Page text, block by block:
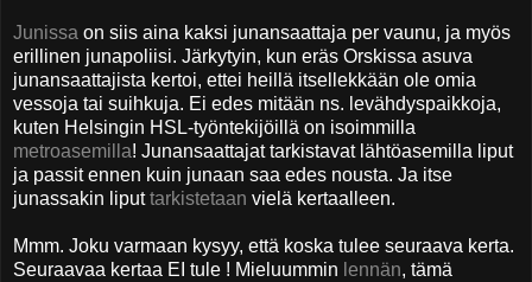
Junissa on siis aina kaksi junansaattaja per vaunu, ja myös
erillinen junapoliisi. Järkytyin, kun eräs Orskissa asuva
junansaattajista kertoi, ettei heillä itsellekkään ole omia
vessoja tai suihkuja. Ei edes mitään ns. levähdyspaikkoja,
kuten Helsingin HSL-työntekijöillä on isoimmilla
metroasemilla! Junansaattajat tarkistavat lähtöasemilla liput
ja passit ennen kuin junaan saa edes nousta. Ja itse
junassakin liputtarkistetaan vielä kertaalleen.
Mmm. Joku varmaan kysyy, että koska tulee seuraava kerta.
Seuraavaa kertaa EI tule ! Mieluummin lennän, tämä